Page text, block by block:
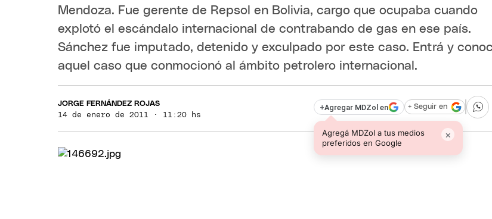
Mendoza. Fue gerente de Repsol en Bolivia, cargo que ocupaba cuando
explotó el escándalo internacional de contrabando de gas en ese país.
Sánchez fue imputado, detenido y exculpado por este caso. Entrá y
aquel caso que conmocionó al ámbito petrolero internacional.
JORGE FERNÁNDEZ ROJAS
14 de enero de 2011 · 11:20 hs
+Agregar MDZol en
Agregá MDZol a tus medios
preferidos en Google
×
+ Seguir en